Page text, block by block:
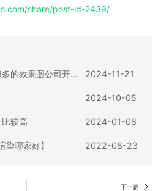
share/post-id-2439/
云渲染平台为什么越来越多的效果图公司开始使用？
2024-11-21
2024-10-05
较高 2024-01-08
染哪家好】 2022-08-23
下一篇